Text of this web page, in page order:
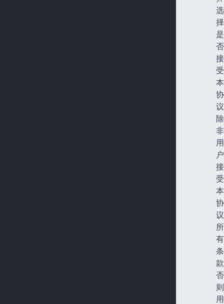
选
择
是
否
接
受
本
协
除
非
用
户
接
受
本
协
议
所
有
条
否
则
用